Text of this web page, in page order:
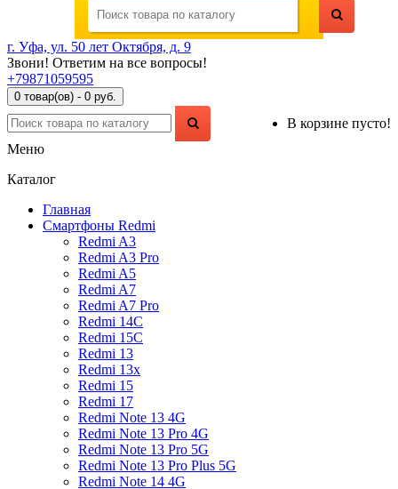
г. Уфа, ул. 50 лет Октября, д. 9
Звони! Ответим на все вопросы!
+79871059595
0 товар(ов) - 0 руб.
В корзине пусто!
Меню
Каталог
Главная
Смартфоны Redmi
Redmi A3
Redmi A3 Pro
Redmi A5
Redmi A7
Redmi A7 Pro
Redmi 14C
Redmi 15C
Redmi 13
Redmi 13x
Redmi 15
Redmi 17
Redmi Note 13 4G
Redmi Note 13 Pro 4G
Redmi Note 13 Pro 5G
Redmi Note 13 Pro Plus 5G
Redmi Note 14 4G